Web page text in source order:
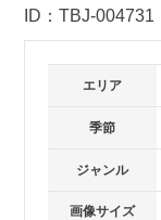
ID：TBJ-004731
エリア
季節
ジャンル
画像サイズ